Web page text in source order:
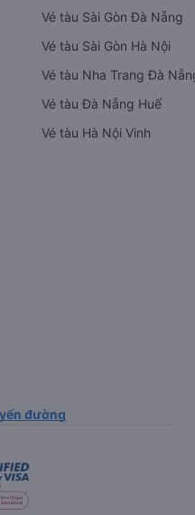
Vé tàu Sài Gòn Đà Nẵng
Vé tàu Sài Gòn Hà Nội
Vé tàu Nha Trang Đà
Vé tàu Đà Nẵng Huế
Vé tàu Hà Nội Vinh
đường